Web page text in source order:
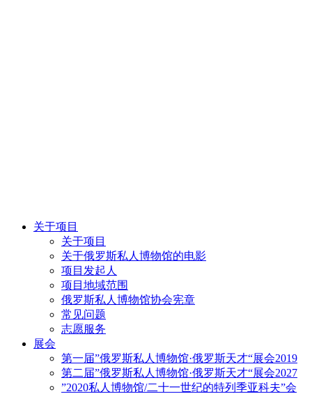
关于项目
关于项目
关于俄罗斯私人博物馆的电影
项目发起人
项目地域范围
俄罗斯私人博物馆协会宪章
常见问题
志愿服务
展会
第一届”俄罗斯私人博物馆·俄罗斯天才“展会2019
第二届”俄罗斯私人博物馆·俄罗斯天才“展会2027
”2020私人博物馆/二十一世纪的特列季亚科夫”会